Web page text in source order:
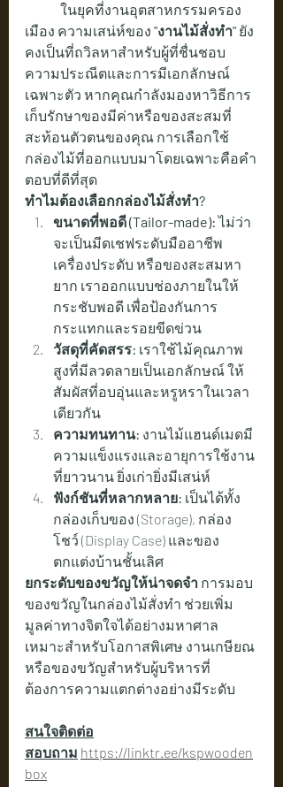
เมือง ความเสน่ห์ของ "งานไม้สั่งทำ" ยัง
คงเป็นที่ถวิลหาสำหรับผู้ที่ชื่นชอบ
ความประณีตและการมีเอกลักษณ์
เฉพาะตัว หากคุณกำลังมองหาวิธีการ
เก็บรักษาของมีค่าหรือของสะสมที่
สะท้อนตัวตนของคุณ การเลือกใช้
กล่องไม้ที่ออกแบบมาโดยเฉพาะคือคำ
ตอบที่ดีที่สุด
ทำไมต้องเลือกกล่องไม้สั่งทำ?
ขนาดที่พอดี (Tailor-made): ไม่ว่า
จะเป็นมีดเชฟระดับมืออาชีพ
เครื่องประดับ หรือของสะสมหา
ยาก เราออกแบบช่องภายในให้
กระชับพอดี เพื่อป้องกันการ
กระแทกและรอยขีดข่วน
วัสดุที่คัดสรร: เราใช้ไม้คุณภาพ
สูงที่มีลวดลายเป็นเอกลักษณ์ ให้
สัมผัสที่อบอุ่นและหรูหราในเวลา
เดียวกัน
ความทนทาน: งานไม้แฮนด์เมดมี
ความแข็งแรงและอายุการใช้งาน
ที่ยาวนาน ยิ่งเก่ายิ่งมีเสน่ห์
ฟังก์ชันที่หลากหลาย: เป็นได้ทั้ง
กล่องเก็บของ (Storage), กล่อง
โชว์ (Display Case) และของ
ตกแต่งบ้านชั้นเลิศ
ยกระดับของขวัญให้น่าจดจำ การมอบ
ของขวัญในกล่องไม้สั่งทำ ช่วยเพิ่ม
มูลค่าทางจิตใจได้อย่างมหาศาล
เหมาะสำหรับโอกาสพิเศษ งานเกษียณ
หรือของขวัญสำหรับผู้บริหารที่
ต้องการความแตกต่างอย่างมีระดับ
สนใจติดต่อ
สอบถาม https://linktr.ee/kspwooden
box